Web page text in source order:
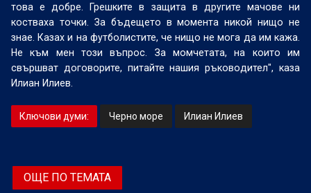
това е добре. Грешките в защита в другите мачове ни
костваха точки. За бъдещето в момента никой нищо не
знае. Казах и на футболистите, че нищо не мога да им кажа.
Не към мен този въпрос. За момчетата, на които им
свършват договорите, питайте нашия ръководител", каза
Илиан Илиев.
Ключови думи: Черно море Илиан Илиев
ОЩЕ ПО ТЕМАТА